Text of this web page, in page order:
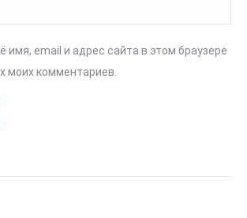
имя, email и адрес сайта в этом браузере
моих комментариев.